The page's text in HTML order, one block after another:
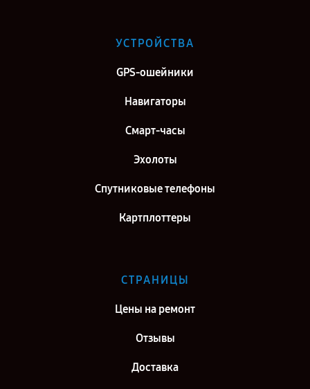
Ремонт навигатора Garmin GPSMAP 79S в г. Самара
УСТРОЙСТВА
GPS-ошейники
Навигаторы
Смарт-часы
Эхолоты
Спутниковые телефоны
Картплоттеры
СТРАНИЦЫ
Цены на ремонт
Отзывы
Доставка